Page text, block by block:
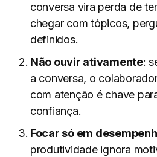
conversa vira perda de
chegar com tópicos,
definidos.
Não ouvir ativamente:
a conversa, o
com atenção é chave
confiança.
Focar só em
produtividade ignora